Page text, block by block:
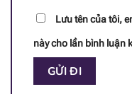
[popup_anything
[popup_anything
Lưu tên của tôi,
này cho lần bình luận